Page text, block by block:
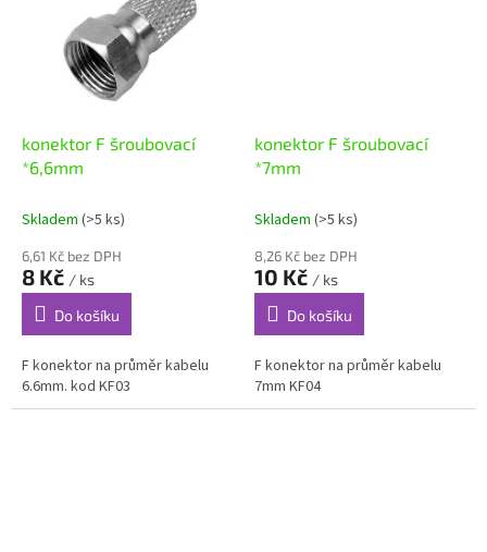
konektor F šroubovací
*6,6mm
Skladem (>5 ks)
6,61 Kč bez DPH
8 Kč / ks
Do košíku
F konektor na průměr kabelu
6.6mm. kod KF03
konektor F šroubovací
*7mm
Skladem (>5 ks)
8,26 Kč bez DPH
10 Kč / ks
Do košíku
F konektor na průměr kabelu
7mm KF04